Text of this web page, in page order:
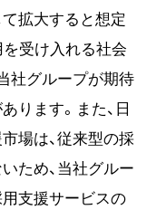
拡大すると想定
を受け入れる社会
社グループが期待
ります。また、日
場は、従来型の採
ため、当社グルー
支援サービスの